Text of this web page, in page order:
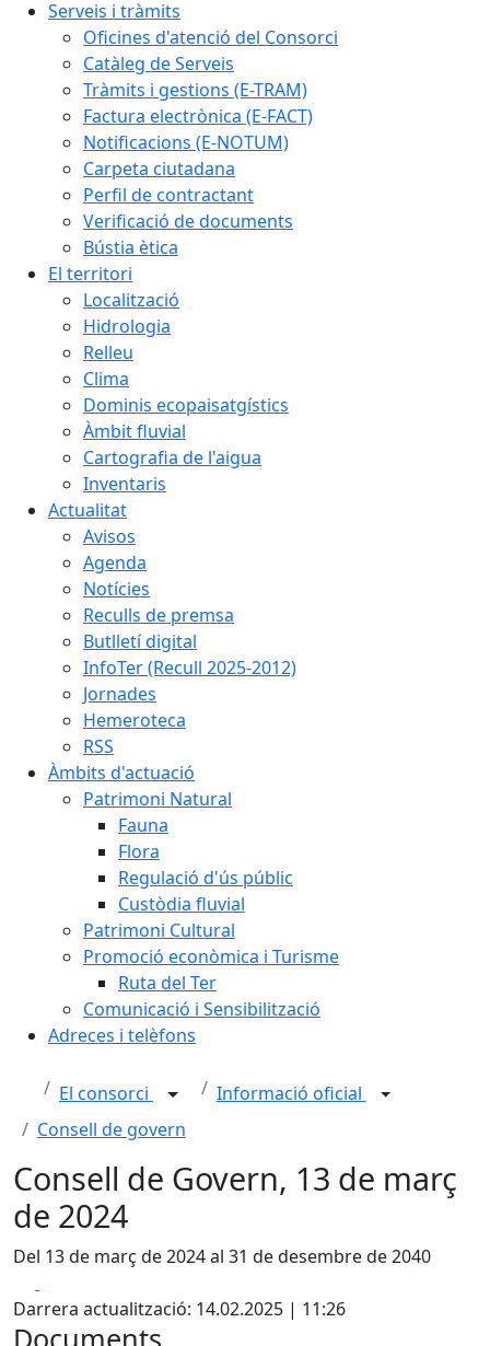
Serveis i tràmits
Oficines d'atenció del Consorci
Catàleg de Serveis
Tràmits i gestions (E-TRAM)
Factura electrònica (E-FACT)
Notificacions (E-NOTUM)
Carpeta ciutadana
Perfil de contractant
Verificació de documents
Bústia ètica
El territori
Localització
Hidrologia
Relleu
Clima
Dominis ecopaisatgístics
Àmbit fluvial
Cartografia de l'aigua
Inventaris
Actualitat
Avisos
Agenda
Notícies
Reculls de premsa
Butlletí digital
InfoTer (Recull 2025-2012)
Jornades
Hemeroteca
RSS
Àmbits d'actuació
Patrimoni Natural
Fauna
Flora
Regulació d'ús públic
Custòdia fluvial
Patrimoni Cultural
Promoció econòmica i Turisme
Ruta del Ter
Comunicació i Sensibilització
Adreces i telèfons
El consorci
Informació oficial
Consell de govern
Consell de Govern, 13 de març
de 2024
Del 13 de març de 2024 al 31 de desembre de 2040
Darrera actualització: 14.02.2025 | 11:26
Documents